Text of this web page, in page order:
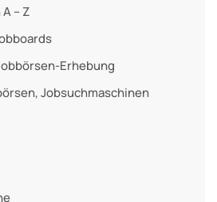
– Z
Erhebung
Jobsuchmaschinen